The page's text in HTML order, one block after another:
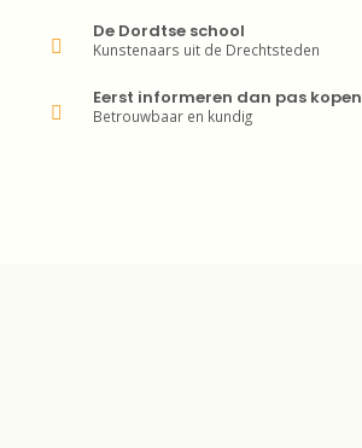
De Dordtse school
Kunstenaars uit de Drechtsteden
Eerst informeren dan pas kopen
Betrouwbaar en kundig